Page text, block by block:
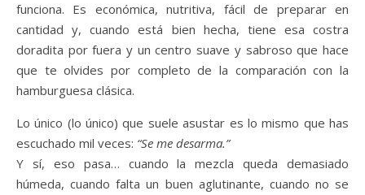
funciona. Es económica, nutritiva, fácil de preparar en
cantidad y, cuando está bien hecha, tiene esa costra
doradita por fuera y un centro suave y sabroso que hace
que te olvides por completo de la comparación con la
hamburguesa clásica.
Lo único (lo único) que suele asustar es lo mismo que has
escuchado mil veces: “Se me desarma.”
Y sí, eso pasa… cuando la mezcla queda demasiado
húmeda, cuando falta un buen aglutinante, cuando no se